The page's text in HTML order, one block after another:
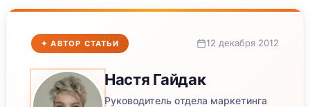
✦ АВТОР СТАТЬИ 12 декабря 2012
Настя Гайдак
Руководитель отдела маркетинга